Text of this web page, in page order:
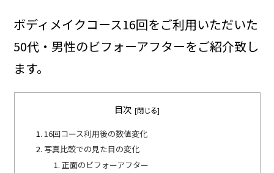
ボディメイクコース16回をご利用いただいた
50代・男性のビフォーアフターをご紹介致し
ます。
目次
16回コース利用後の数値変化
写真比較での見た目の変化
正面のビフォーアフター